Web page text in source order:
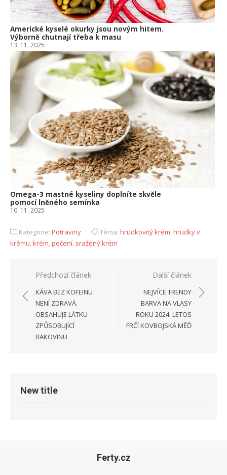
Americké kyselé okurky jsou novým hitem.
Výborně chutnají třeba k masu
13. 11. 2025
Omega-3 mastné kyseliny doplníte skvěle
pomocí lněného semínka
10. 11. 2025
Kategorie: Potraviny Téma: hrudkovitý krém hrudky v
krému krém pečení sražený krém
Navigace
pro
příspěvek
Předchozí článek
KÁVA BEZ KOFEINU
NENÍ ZDRAVÁ.
OBSAHUJE LÁTKU
ZPŮSOBUJÍCÍ
RAKOVINU
Další článek
NEJVÍCE TRENDY
BARVA NA VLASY
ROKU 2024. LETOS
FRČÍ KOVBOJSKÁ MĚĎ
New title
Ferty.cz